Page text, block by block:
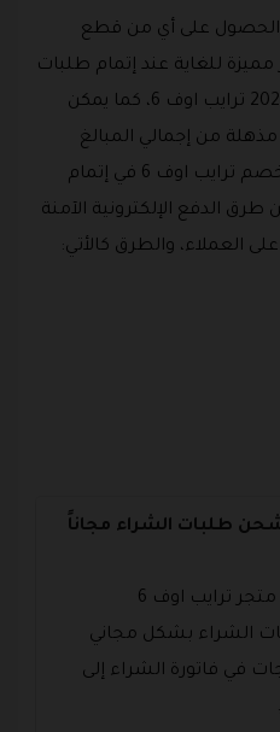
يستطيع عملاء ترايب اوف 6 الحصول على أي من قطع
للغاية عند إتمام طلبات
الشراء بواسطة كود خصم 2026 ترايب اوف 6، كما يمكن
من إجمالي المبالغ
المطلوبة عند استخدام كود خصم ترايب اوف 6 في إتمام
الدفع الإلكترونية الآمنة
العملاء، والطرق كالأتي:
طلبات الشراء مجاناً
نعم يمكن للمشتري في متجر ترايب اوف 6
الشراء بشكل مجاني
في فاتورة الشراء إلى